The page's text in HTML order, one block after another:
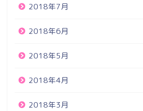
2018年7月
2018年6月
2018年5月
2018年4月
2018年3月